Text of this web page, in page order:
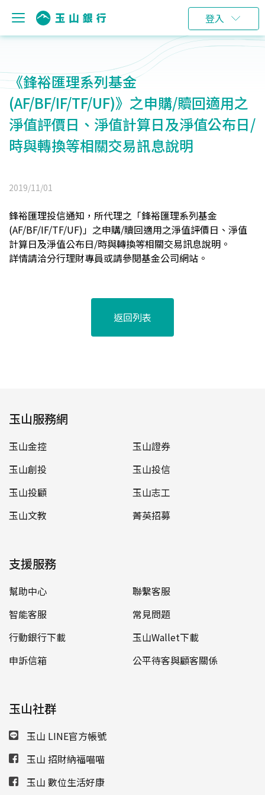
登入
《鋒裕匯理系列基金
(AF/BF/IF/TF/UF)》之申購/贖回適用之
淨值評價日、淨值計算日及淨值公布日/
時與轉換等相關交易訊息說明
2019/11/01
鋒裕匯理投信通知，所代理之「鋒裕匯理系列基金
(AF/BF/IF/TF/UF)」之申購/贖回適用之淨值評價日、淨值
計算日及淨值公布日/時與轉換等相關交易訊息說明。
詳情請洽分行理財專員或請參閱基金公司網站。
返回列表
玉山服務網
玉山金控
玉山證券
玉山創投
玉山投信
玉山投顧
玉山志工
玉山文教
菁英招募
支援服務
幫助中心
聯繫客服
智能客服
常見問題
行動銀行下載
玉山Wallet下載
申訴信箱
公平待客與顧客關係
玉山社群
玉山 LINE官方帳號
玉山 招財納福喵喵
玉山 數位生活好康